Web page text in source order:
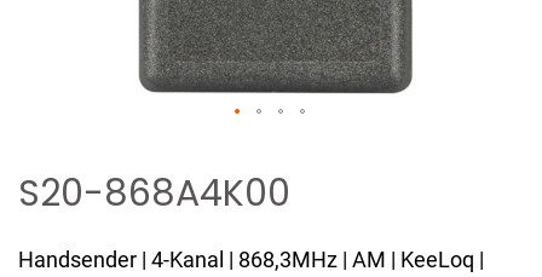
Anfang
der
springen
S20-868A4K00
Handsender | 4-Kanal | 868,3MHz | AM | KeeLoq |